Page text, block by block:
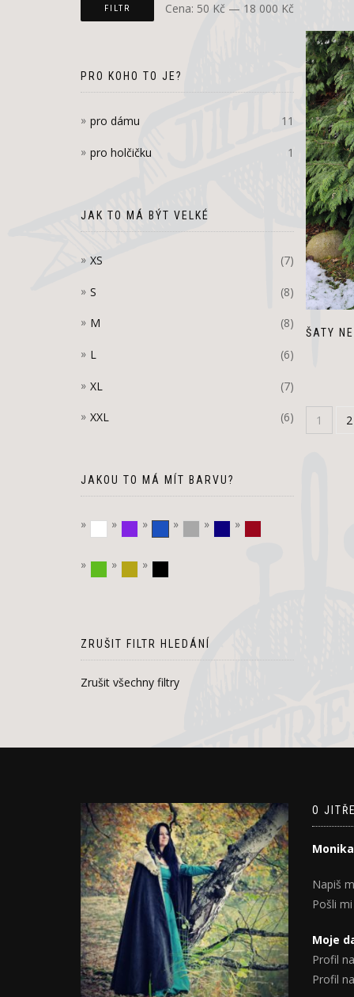
ŠATY
1 2
FILTR Cena: 50 Kč — 18 000 Kč
PRO KOHO TO JE?
pro dámu 11
pro holčičku 1
JAK TO MÁ BÝT VELKÉ
XS (7)
S (8)
M (8)
L (6)
XL (7)
XXL (6)
JAKOU TO MÁ MÍT BARVU?
bílá fialová modrá stříbrnátmavě modrá
zelená zlatá
ZRUŠIT FILTR HLEDÁNÍ
Zrušit všechny filtry
O
Napiš
Pošli
Moje
Profil
Profil